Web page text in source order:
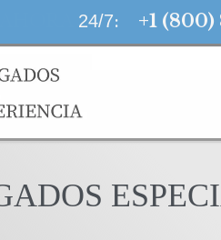
24/7: +1